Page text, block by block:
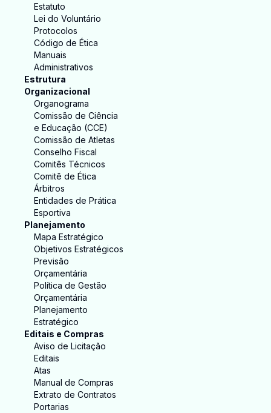
Estatuto
Lei do Voluntário
Protocolos
Código de Ética
Manuais
Administrativos
Estrutura
Organizacional
Organograma
Comissão de Ciência
e Educação (CCE)
Comissão de Atletas
Conselho Fiscal
Comitês Técnicos
Comitê de Ética
Árbitros
Entidades de Prática
Esportiva
Planejamento
Mapa Estratégico
Objetivos Estratégicos
Previsão
Orçamentária
Política de Gestão
Orçamentária
Planejamento
Estratégico
Editais e Compras
Aviso de Licitação
Editais
Atas
Manual de Compras
Extrato de Contratos
Portarias